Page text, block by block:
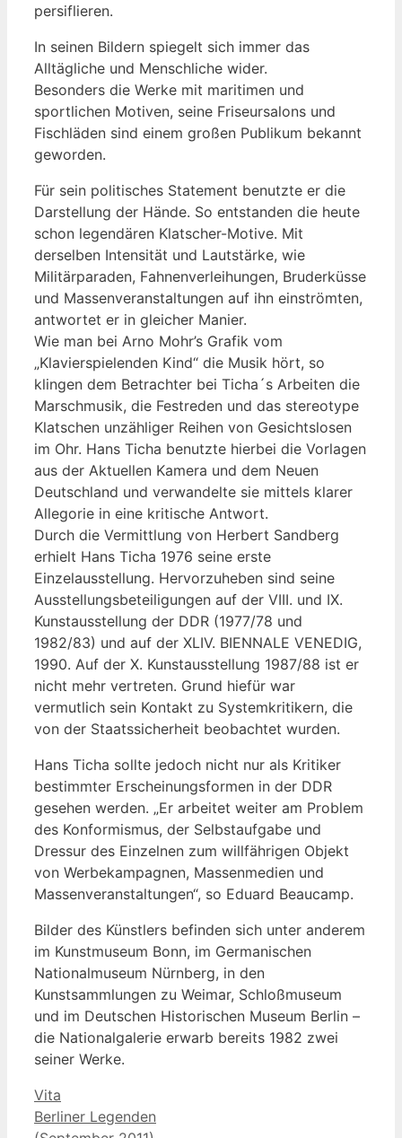
persiflieren.
In seinen Bildern spiegelt sich immer das
Alltägliche und Menschliche wider.
Besonders die Werke mit maritimen und
sportlichen Motiven, seine Friseursalons und
Fischläden sind einem großen Publikum bekannt
geworden.
Für sein politisches Statement benutzte er die
Darstellung der Hände. So entstanden die heute
schon legendären Klatscher-Motive. Mit
derselben Intensität und Lautstärke, wie
Militärparaden, Fahnenverleihungen, Bruderküsse
und Massenveranstaltungen auf ihn einströmten,
antwortet er in gleicher Manier.
Wie man bei Arno Mohr’s Grafik vom
„Klavierspielenden Kind“ die Musik hört, so
klingen dem Betrachter bei Ticha´s Arbeiten die
Marschmusik, die Festreden und das stereotype
Klatschen unzähliger Reihen von Gesichtslosen
im Ohr. Hans Ticha benutzte hierbei die Vorlagen
aus der Aktuellen Kamera und dem Neuen
Deutschland und verwandelte sie mittels klarer
Allegorie in eine kritische Antwort.
Durch die Vermittlung von Herbert Sandberg
erhielt Hans Ticha 1976 seine erste
Einzelausstellung. Hervorzuheben sind seine
Ausstellungsbeteiligungen auf der VIII. und IX.
Kunstausstellung der DDR (1977/78 und
1982/83) und auf der XLIV. BIENNALE VENEDIG,
1990. Auf der X. Kunstausstellung 1987/88 ist er
nicht mehr vertreten. Grund hiefür war
vermutlich sein Kontakt zu Systemkritikern, die
von der Staatssicherheit beobachtet wurden.
Hans Ticha sollte jedoch nicht nur als Kritiker
bestimmter Erscheinungsformen in der DDR
gesehen werden. „Er arbeitet weiter am Problem
des Konformismus, der Selbstaufgabe und
Dressur des Einzelnen zum willfährigen Objekt
von Werbekampagnen, Massenmedien und
Massenveranstaltungen“, so Eduard Beaucamp.
Bilder des Künstlers befinden sich unter anderem
im Kunstmuseum Bonn, im Germanischen
Nationalmuseum Nürnberg, in den
Kunstsammlungen zu Weimar, Schloßmuseum
und im Deutschen Historischen Museum Berlin –
die Nationalgalerie erwarb bereits 1982 zwei
seiner Werke.
Kategorien
Vita
Berliner Legenden